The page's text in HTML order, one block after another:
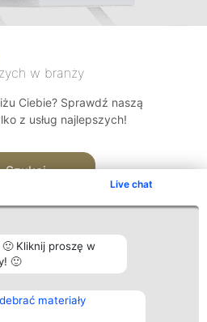
Live chat
Kliknij proszę w
🙂
materiały
w branży
Ciebie? Sprawdź naszą
z usług najlepszych!
Szukaj
Kontakt
Kontakt